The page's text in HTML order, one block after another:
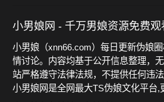
小男娘网 - 千万男娘资源免费观
小男娘（xnn66.com）每日更新伪娘
情讨论。内容均基于公开信息整理，
站严格遵守法律法规，不提供任何违法
小男娘网是全网最大TS伪娘文化平台,